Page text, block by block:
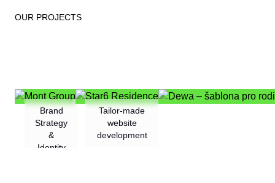
OUR PROJECTS
Brand
Strategy
&
Identity
Mont Group
Tailor-made
website
development
Star6 Residence